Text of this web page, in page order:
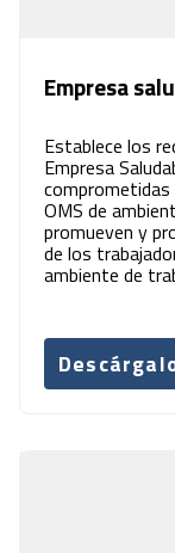
Empresa
Establece los
Empresa
comprometidas
OMS de
promueven y
de los
ambiente de